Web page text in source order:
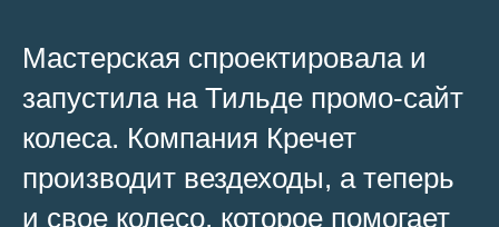
Мастерская спроектировала и
запустила на Тильде промо-сайт
колеса. Компания Кречет
производит вездеходы, а теперь
и свое колесо, которое помогает